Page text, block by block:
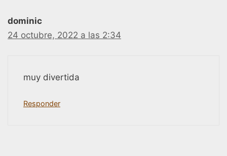
dominic
24 octubre, 2022 a las 2:34
muy divertida
Responder